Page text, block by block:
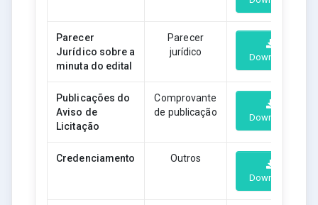
Parecer
Jurídico sobre a
minuta do edital
Parecer
jurídico
Download
Publicações do
Aviso de
Licitação
Comprovante
de publicação
Download
Credenciamento Outros
Download